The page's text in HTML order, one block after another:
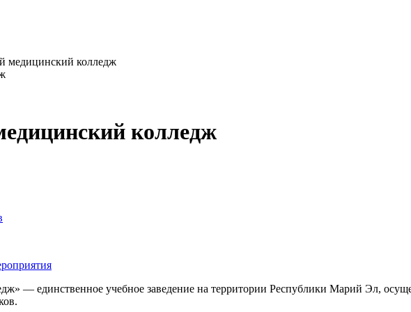
медицинский колледж
колледж
— единственное учебное заведение на территории Республики Марий Эл,